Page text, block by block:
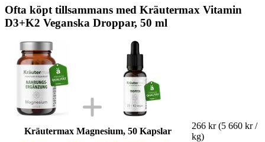
Ofta köpt tillsammans med Kräutermax Vitamin
D3+K2 Veganska Droppar, 50 ml
Kräutermax Magnesium, 50 Kapslar
266 kr (5 660 kr /
kg)